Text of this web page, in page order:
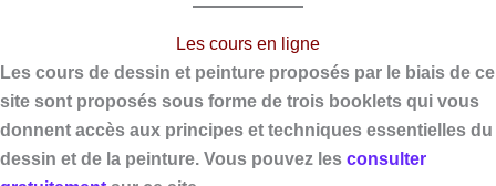
Les cours en ligne
Les cours de dessin et peinture proposés par le biais de ce
site sont proposés sous forme de trois booklets qui vous
donnent accès aux principes et techniques essentielles du
dessin et de la peinture. Vous pouvez les consulter